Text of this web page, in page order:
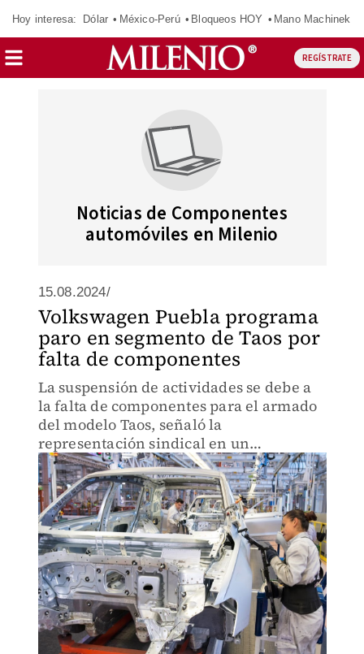
Hoy interesa: Dólar México-Perú Bloqueos HOY Mano Machinek
REGÍSTRATE
Noticias de Componentes
automóviles en Milenio
15.08.2024/
Volkswagen Puebla programa
paro en segmento de Taos por
falta de componentes
La suspensión de actividades se debe a
la falta de componentes para el armado
del modelo Taos, señaló la
representación sindical en un
comunicado que difundió entre sus
agremiados.